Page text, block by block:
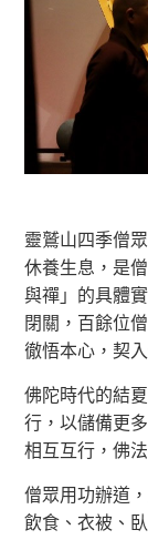
靈鷲山四季僧
休養生息，是
與禪」的具體
閉關，百餘位
徹悟本心，契
佛陀時代的結
行，以儲備更
相互互行，佛
僧眾用功辦道
飲食、衣被、